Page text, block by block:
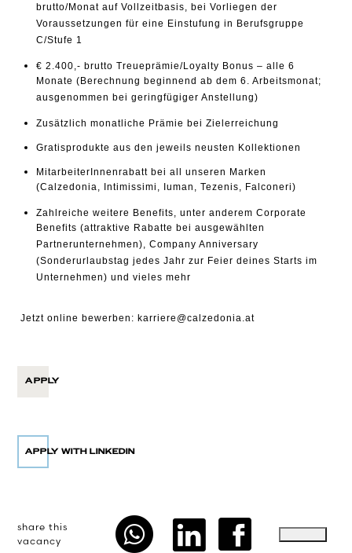
brutto/Monat auf Vollzeitbasis, bei Vorliegen der
Voraussetzungen für eine Einstufung in Berufsgruppe
C/Stufe 1
€ 2.400,- brutto Treueprämie/Loyalty Bonus – alle 6
Monate (Berechnung beginnend ab dem 6. Arbeitsmonat;
ausgenommen bei geringfügiger Anstellung)
Zusätzlich monatliche Prämie bei Zielerreichung
Gratisprodukte aus den jeweils neusten Kollektionen
MitarbeiterInnenrabatt bei all unseren Marken
(Calzedonia, Intimissimi, Iuman, Tezenis, Falconeri)
Zahlreiche weitere Benefits, unter anderem Corporate
Benefits (attraktive Rabatte bei ausgewählten
Partnerunternehmen), Company Anniversary
(Sonderurlaubstag jedes Jahr zur Feier deines Starts im
Unternehmen) und vieles mehr
Jetzt online bewerben: karriere@calzedonia.at
APPLY
share this
vacancy